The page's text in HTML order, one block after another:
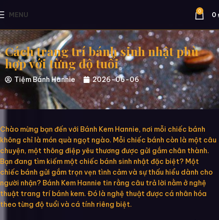
MENU 0 0
Cách trang trí bánh sinh nhật phù
hợp với từng độ tuổi
Tiệm Bánh Hannie 2026-06-06
Chào mừng bạn đến với Bánh Kem Hannie, nơi mỗi chiếc bánh
không chỉ là món quà ngọt ngào. Mỗi chiếc bánh còn là một câu
chuyện, một thông điệp yêu thương được gửi gắm chân thành.
Bạn đang tìm kiếm một chiếc bánh sinh nhật đặc biệt? Một
chiếc bánh gửi gắm trọn vẹn tình cảm và sự thấu hiểu dành cho
người nhận? Bánh Kem Hannie tin rằng câu trả lời nằm ở nghệ
thuật trang trí bánh kem. Đó là nghệ thuật được cá nhân hóa
theo từng độ tuổi và cá tính riêng biệt.